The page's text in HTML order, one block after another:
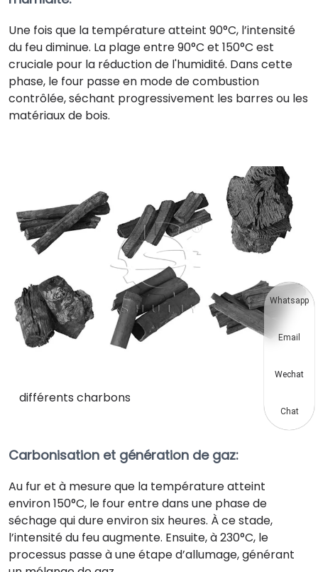
Une fois que la température atteint 90°C, l’intensité
du feu diminue. La plage entre 90°C et 150°C est
cruciale pour la réduction de l'humidité. Dans cette
phase, le four passe en mode de combustion
contrôlée, séchant progressivement les barres ou les
matériaux de bois.
différents charbons
Carbonisation et génération de gaz:
Au fur et à mesure que la température atteint
environ 150°C, le four entre dans une phase de
séchage qui dure environ six heures. À ce stade,
l’intensité du feu augmente. Ensuite, à 230°C, le
processus passe à une étape d’allumage, générant
Whatsapp
Email
Wechat
Chat